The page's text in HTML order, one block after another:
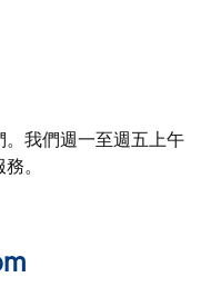
我們週一至週五上午
。